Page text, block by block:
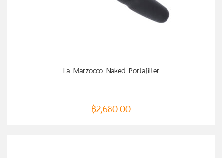
La Marzocco Naked Portafilter
฿2,680.00